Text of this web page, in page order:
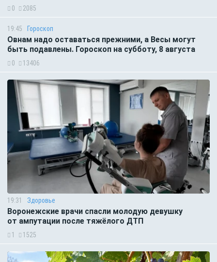
0 2085
19:45 Гороскоп
Овнам надо оставаться прежними, а Весы могут
быть подавлены. Гороскоп на субботу, 8 августа
0 13406
19:31 Здоровье
Воронежские врачи спасли молодую девушку
от ампутации после тяжёлого ДТП
1 1525